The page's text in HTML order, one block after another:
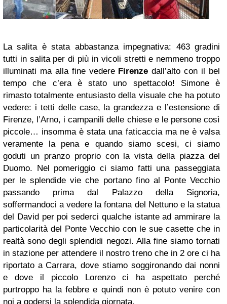
La salita è stata abbastanza impegnativa: 463 gradini
tutti in salita per di più in vicoli stretti e nemmeno troppo
illuminati ma alla fine vedere Firenze dall’alto con il bel
tempo che c’era è stato uno spettacolo! Simone è
rimasto totalmente entusiasto della visuale che ha potuto
vedere: i tetti delle case, la grandezza e l’estensione di
Firenze, l’Arno, i campanili delle chiese e le persone così
piccole… insomma è stata una faticaccia ma ne è valsa
veramente la pena e quando siamo scesi, ci siamo
goduti un pranzo proprio con la vista della piazza del
Duomo. Nel pomeriggio ci siamo fatti una passeggiata
per le splendide vie che portano fino al Ponte Vecchio
passando prima dal Palazzo della Signoria,
soffermandoci a vedere la fontana del Nettuno e la statua
del David per poi sederci qualche istante ad ammirare la
particolarità del Ponte Vecchio con le sue casette che in
realtà sono degli splendidi negozi. Alla fine siamo tornati
in stazione per attendere il nostro treno che in 2 ore ci ha
riportato a Carrara, dove stiamo soggironando dai nonni
e dove il piccolo Lorenzo ci ha aspettato perché
purtroppo ha la febbre e quindi non è potuto venire con
noi a godersi la splendida giornata.